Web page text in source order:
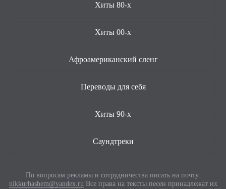
Хиты 80-х
Хиты 00-х
Афроамериканский сленг
Переводы для себя
Хиты 90-х
Саундтреки
По вопросам рекламы и сотрудничества писать на почту:
nikkurhashem@yandex.ruВсе права на тексты песен принадлежат их